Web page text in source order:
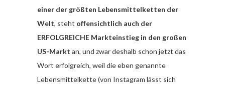
einer der größten Lebensmittelketten der
Welt, steht offensichtlich auch der
ERFOLGREICHE Markteinstieg in den großen
US-Markt an, und zwar deshalb schon jetzt das
Wort erfolgreich, weil die eben genannte
Lebensmittelkette (von Instagram lässt sich